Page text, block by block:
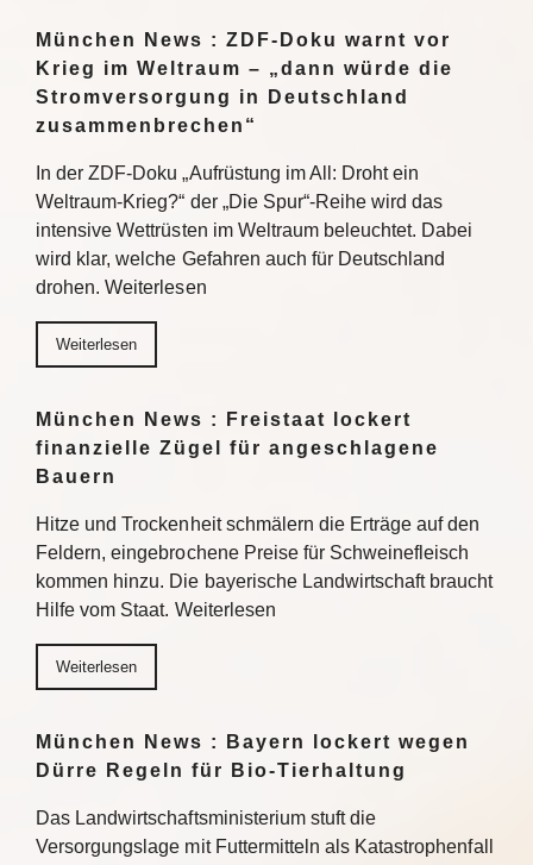
München News : ZDF-Doku warnt vor
Krieg im Weltraum – „dann würde die
Stromversorgung in Deutschland
zusammenbrechen“
In der ZDF-Doku „Aufrüstung im All: Droht ein
Weltraum-Krieg?“ der „Die Spur“-Reihe wird das
intensive Wettrüsten im Weltraum beleuchtet. Dabei
wird klar, welche Gefahren auch für Deutschland
drohen. Weiterlesen
Weiterlesen
München News : Freistaat lockert
finanzielle Zügel für angeschlagene
Bauern
Hitze und Trockenheit schmälern die Erträge auf den
Feldern, eingebrochene Preise für Schweinefleisch
kommen hinzu. Die bayerische Landwirtschaft braucht
Hilfe vom Staat. Weiterlesen
Weiterlesen
München News : Bayern lockert wegen
Dürre Regeln für Bio-Tierhaltung
Das Landwirtschaftsministerium stuft die
Versorgungslage mit Futtermitteln als Katastrophenfall